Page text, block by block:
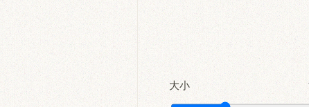
大小